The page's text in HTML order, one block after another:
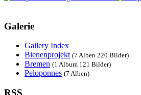
Galerie
Gallery Index
Bienenprojekt (7 Alben 220 Bilder)
Bremen (1 Album 121 Bilder)
Peloponnes (7 Alben)
RSS